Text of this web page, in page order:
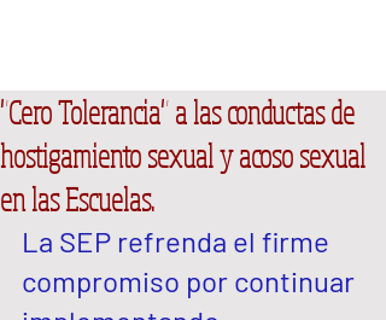
"Cero Tolerancia" a las conductas de
hostigamiento sexual y acoso sexual
en las Escuelas.
La SEP refrenda el firme
compromiso por continuar